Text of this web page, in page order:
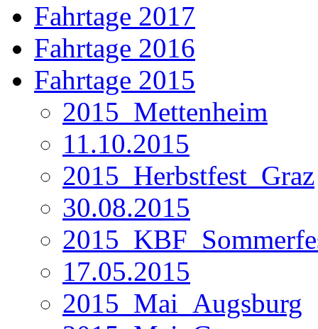
Fahrtage 2017
Fahrtage 2016
Fahrtage 2015
2015_Mettenheim
11.10.2015
2015_Herbstfest_Graz
30.08.2015
17.05.2015
2015_Mai_Augsburg